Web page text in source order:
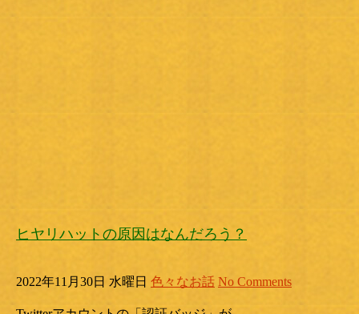
ヒヤリハットの原因はなんだろう？
2022年11月30日 水曜日 色々なお話 No Comments